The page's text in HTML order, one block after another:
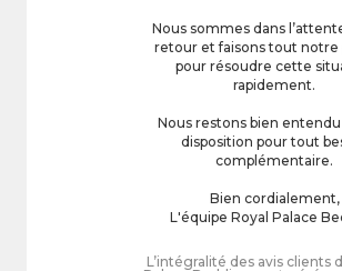
Nous sommes dans
retour et faisons tout notre
pour résoudre cette
rapidement.
Nous restons bien
disposition pour tout
complémentaire.
Bien cordialement,
L'équipe Royal Palace
L’intégralité des avis clients